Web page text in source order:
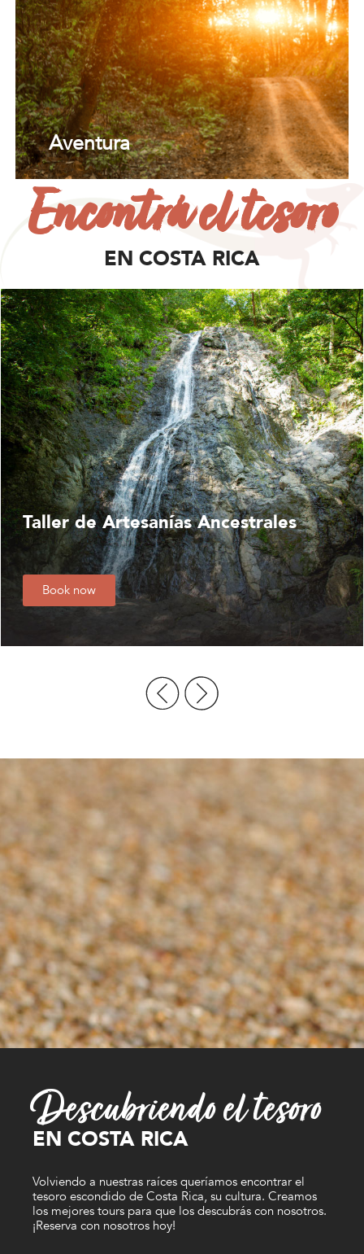
Aventura
Encontrá el tesoro
EN COSTA RICA
Taller de Artesanías Ancestrales
Book now
Descubriendo el tesoro
EN COSTA RICA
Volviendo a nuestras raíces queríamos encontrar el
tesoro escondido de Costa Rica, su cultura. Creamos
los mejores tours para que los descubrás con nosotros.
¡Reserva con nosotros hoy!